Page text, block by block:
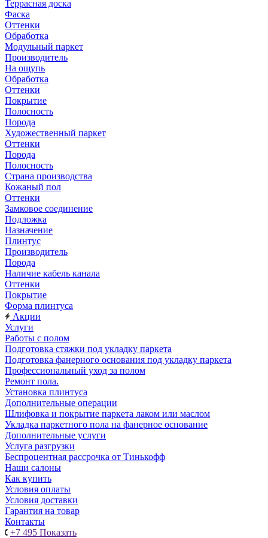
Террасная доска
Фаска
Оттенки
Обработка
Модульный паркет
Производитель
На ощупь
Обработка
Оттенки
Покрытие
Полосность
Порода
Художественный паркет
Оттенки
Порода
Полосность
Страна производства
Кожаный пол
Оттенки
Замковое соединение
Подложка
Назначение
Плинтус
Производитель
Порода
Наличие кабель канала
Оттенки
Покрытие
Форма плинтуса
Акции
Услуги
Работы с полом
Подготовка стяжки под укладку паркета
Подготовка фанерного основания под укладку паркета
Профессиональный уход за полом
Ремонт пола.
Установка плинтуса
Дополнительные операции
Шлифовка и покрытие паркета лаком или маслом
Укладка паркетного пола на фанерное основание
Дополнительные услуги
Услуга разгрузки
Беспроцентная рассрочка от Тинькофф
Наши салоны
Как купить
Условия оплаты
Условия доставки
Гарантия на товар
Контакты
+7 495 Показать